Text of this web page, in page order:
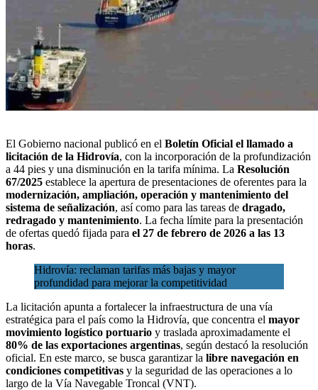
El Gobierno nacional publicó en el Boletín Oficial el llamado a
licitación de la Hidrovía, con la incorporación de la profundización
a 44 pies y una disminución en la tarifa mínima. La Resolución
67/2025 establece la apertura de presentaciones de oferentes para la
modernización, ampliación, operación y mantenimiento del
sistema de señalización, así como para las tareas de dragado,
redragado y mantenimiento. La fecha límite para la presentación
de ofertas quedó fijada para el 27 de febrero de 2026 a las 13
horas.
Hidrovía: reclaman tarifas más bajas y mayor
profundidad para mejorar la competitividad
La licitación apunta a fortalecer la infraestructura de una vía
estratégica para el país como la Hidrovía, que concentra el mayor
movimiento logístico portuario y traslada aproximadamente el
80% de las exportaciones argentinas, según destacó la resolución
oficial. En este marco, se busca garantizar la libre navegación en
condiciones competitivas y la seguridad de las operaciones a lo
largo de la Vía Navegable Troncal (VNT).